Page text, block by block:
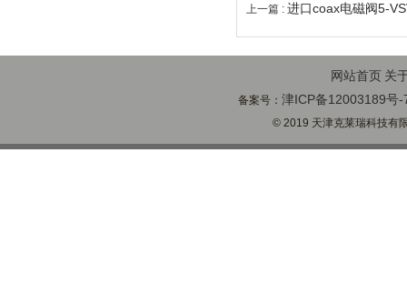
上一篇 : 进口coax电磁阀5-
网站首页 关
备案号：津ICP备12003189号-
© 2019 天津克莱瑞科技有